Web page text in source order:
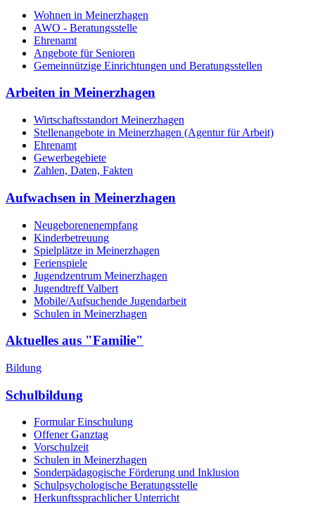
Wohnen in Meinerzhagen
AWO - Beratungsstelle
Ehrenamt
Angebote für Senioren
Gemeinnützige Einrichtungen und Beratungsstellen
Arbeiten in Meinerzhagen
Wirtschaftsstandort Meinerzhagen
Stellenangebote in Meinerzhagen (Agentur für Arbeit)
Ehrenamt
Gewerbegebiete
Zahlen, Daten, Fakten
Aufwachsen in Meinerzhagen
Neugeborenenempfang
Kinderbetreuung
Spielplätze in Meinerzhagen
Ferienspiele
Jugendzentrum Meinerzhagen
Jugendtreff Valbert
Mobile/Aufsuchende Jugendarbeit
Schulen in Meinerzhagen
Aktuelles aus "Familie"
Bildung
Schulbildung
Formular Einschulung
Offener Ganztag
Vorschulzeit
Schulen in Meinerzhagen
Sonderpädagogische Förderung und Inklusion
Schulpsychologische Beratungsstelle
Herkunftssprachlicher Unterricht